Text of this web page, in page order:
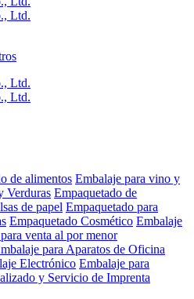
de alimentos Embalaje para vino y
Verduras Empaquetado de
de papel Empaquetado para
Empaquetado Cosmético Embalaje
venta al por menor
para Aparatos de Oficina
Electrónico Embalaje para
y Servicio de Imprenta